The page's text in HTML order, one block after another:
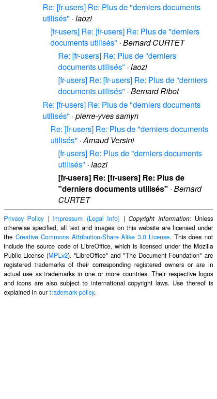
Re: [fr-users] Re: Plus de "derniers documents
utilisés" · laozi
[fr-users] Re: [fr-users] Re: Plus de "derniers
documents utilisés" · Bernard CURTET
Re: [fr-users] Re: Plus de "derniers
documents utilisés" · laozi
[fr-users] Re: [fr-users] Re: Plus de "derniers
documents utilisés" · Bernard Ribot
Re: [fr-users] Re: Plus de "derniers documents
utilisés" · pierre-yves samyn
Re: [fr-users] Re: Plus de "derniers documents
utilisés" ·Arnaud Versini
[fr-users] Re: Plus de "derniers documents
utilisés" · laozi
[fr-users] Re: [fr-users] Re: Plus de
"derniers documents utilisés" · Bernard
CURTET
Privacy Policy | Impressum (Legal Info) |Copyright information: Unless
otherwise specified, all text and images on this website are licensed under
the Creative Commons Attribution-Share Alike 3.0 License. This does not
include the source code of LibreOffice, which is licensed under the Mozilla
Public License (MPLv2). "LibreOffice" and "The Document Foundation" are
registered trademarks of their corresponding registered owners or are in
actual use as trademarks in one or more countries. Their respective logos
and icons are also subject to international copyright laws. Use thereof is
explained in ourtrademark policy.